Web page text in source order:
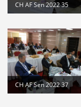
CH AF Sen 2022 35
CH AF Sen 2022 37